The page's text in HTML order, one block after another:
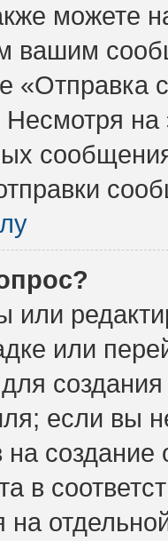
можете
вашим
«Отправка
или
или
если вы
в
на